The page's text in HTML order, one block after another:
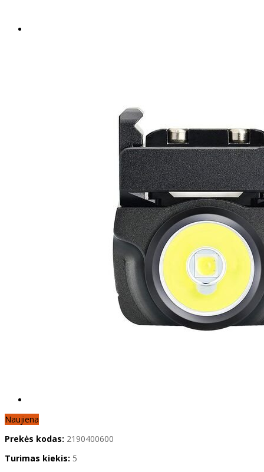
Naujiena
Prekės kodas: 2190400600
Turimas kiekis: 5